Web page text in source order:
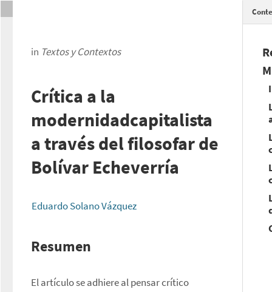
in Textos y Contextos
Crítica a la
modernidadcapitalista
a través del filosofar de
Bolívar Echeverría
Eduardo Solano Vázquez
Resumen
El artículo se adhiere al pensar crítico